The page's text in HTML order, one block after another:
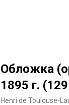
Обложка
1895 г.
Henri de Toulouse-